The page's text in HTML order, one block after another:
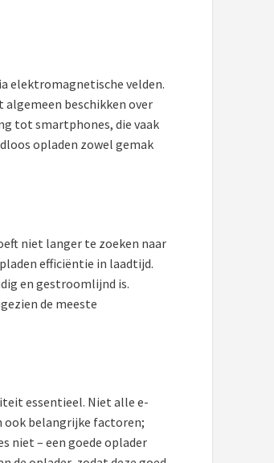
elektromagnetische velden.
algemeen beschikken over
tot smartphones, die vaak
opladen zowel gemak
niet langer te zoeken naar
efficiëntie in laadtijd.
en gestroomlijnd is.
de meeste
essentieel. Niet alle e-
ook belangrijke factoren;
niet – een goede oplader